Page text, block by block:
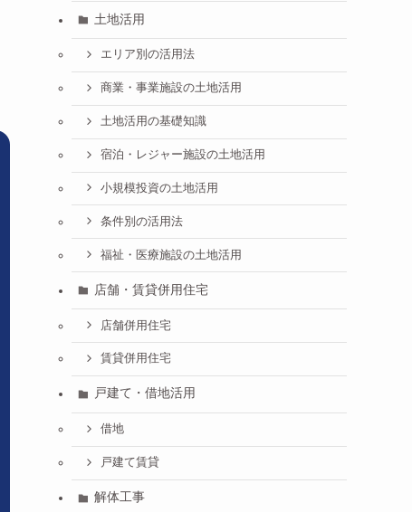
土地活用
エリア別の活用法
商業・事業施設の土地活用
土地活用の基礎知識
宿泊・レジャー施設の土地活用
小規模投資の土地活用
条件別の活用法
福祉・医療施設の土地活用
店舗・賃貸併用住宅
店舗併用住宅
賃貸併用住宅
戸建て・借地活用
借地
戸建て賃貸
解体工事